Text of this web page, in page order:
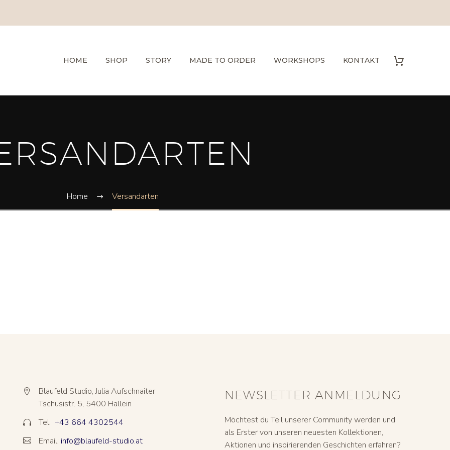
HOME SHOP STORY MADE TO ORDER WORKSHOPS KONTAKT
Home Versandarten


Blaufeld Studio, Julia Aufschnaiter
Tschusistr. 5, 5400 Hallein

 Tel: +43 664 4302544

 Email: info@blaufeld-studio.at
NEWSLETTER ANMELDUNG
Möchtest du Teil unserer Community werden und
als Erster von unseren neuesten Kollektionen,
Aktionen und inspirierenden Geschichten erfahren?